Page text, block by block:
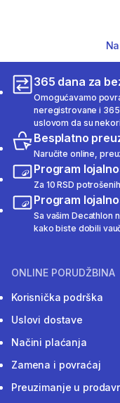
365 dana za
Omogućavamo
neregistrovane i
uslovom da su
Besplatno
Naručite online,
Program
Za 10 RSD
Program
Sa vašim Decathlon
kako biste dobili
ONLINE PORUDŽBINA
Korisnička podrška
Uslovi dostave
Načini plaćanja
Zamena i povraćaj
Preuzimanje u